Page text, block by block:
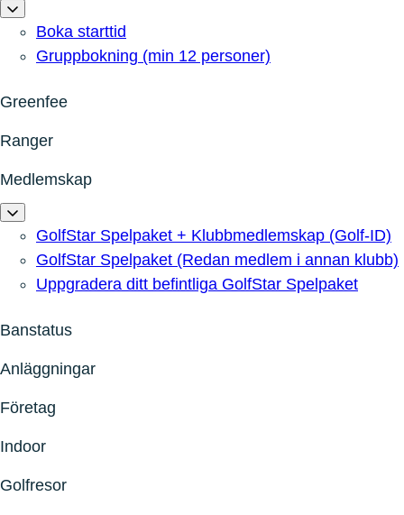
Boka starttid
Gruppbokning (min 12 personer)
Greenfee
Ranger
Medlemskap
GolfStar Spelpaket + Klubbmedlemskap (Golf-ID)
GolfStar Spelpaket (Redan medlem i annan klubb)
Uppgradera ditt befintliga GolfStar Spelpaket
Banstatus
Anläggningar
Företag
Indoor
Golfresor